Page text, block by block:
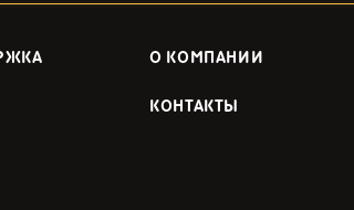
О КОМПАНИИ
КОНТАКТЫ